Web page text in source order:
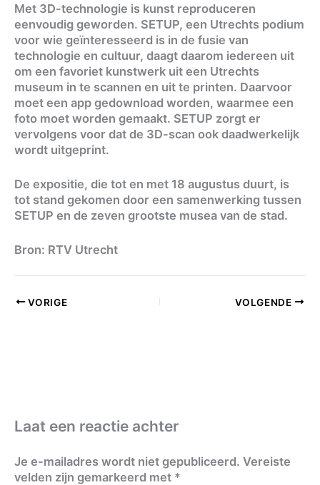
Met 3D-technologie is kunst reproduceren
eenvoudig geworden. SETUP, een Utrechts podium
voor wie geïnteresseerd is in de fusie van
technologie en cultuur, daagt daarom iedereen uit
om een favoriet kunstwerk uit een Utrechts
museum in te scannen en uit te printen. Daarvoor
moet een app gedownload worden, waarmee een
foto moet worden gemaakt. SETUP zorgt er
vervolgens voor dat de 3D-scan ook daadwerkelijk
wordt uitgeprint.
De expositie, die tot en met 18 augustus duurt, is
tot stand gekomen door een samenwerking tussen
SETUP en de zeven grootste musea van de stad.
Bron: RTV Utrecht
VORIGE VOLGENDE
Laat een reactie achter
Je e-mailadres wordt niet gepubliceerd. Vereiste
velden zijn gemarkeerd met *